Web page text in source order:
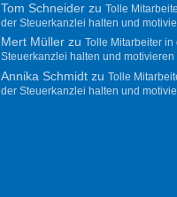
Tom Schneiderzu Tolle
der Steuerkanzlei halten und
Mert Müllerzu Tolle Mitarbeiter in
Steuerkanzlei halten und motivieren
Annika Schmidtzu Tolle
der Steuerkanzlei halten und